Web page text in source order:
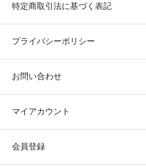
特定商取引法に基づく表記
プライバシーポリシー
お問い合わせ
マイアカウント
会員登録